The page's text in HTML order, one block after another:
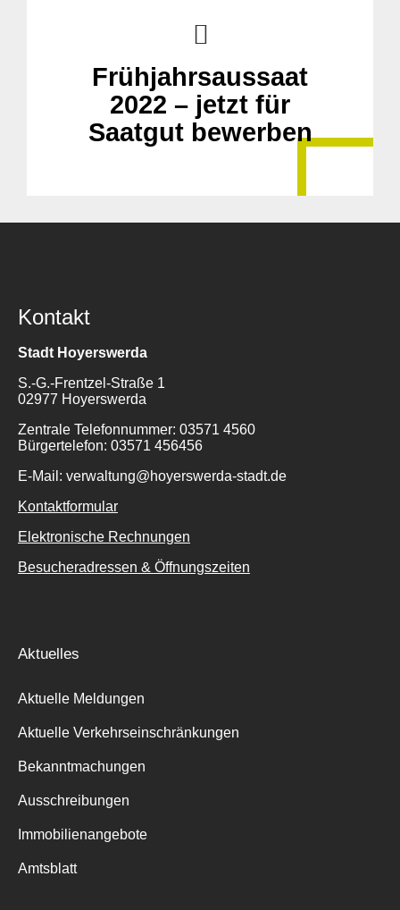
Frühjahrsaussaat
2022 – jetzt für
Saatgut bewerben
Kontakt
Stadt Hoyerswerda
S.-G.-Frentzel-Straße 1
02977 Hoyerswerda
Zentrale Telefonnummer: 03571 4560
Bürgertelefon: 03571 456456
E-Mail: verwaltung@hoyerswerda-stadt.de
Kontaktformular
Elektronische Rechnungen
Besucheradressen & Öffnungszeiten
Aktuelles
Aktuelle Meldungen
Aktuelle Verkehrseinschränkungen
Bekanntmachungen
Ausschreibungen
Immobilienangebote
Amtsblatt